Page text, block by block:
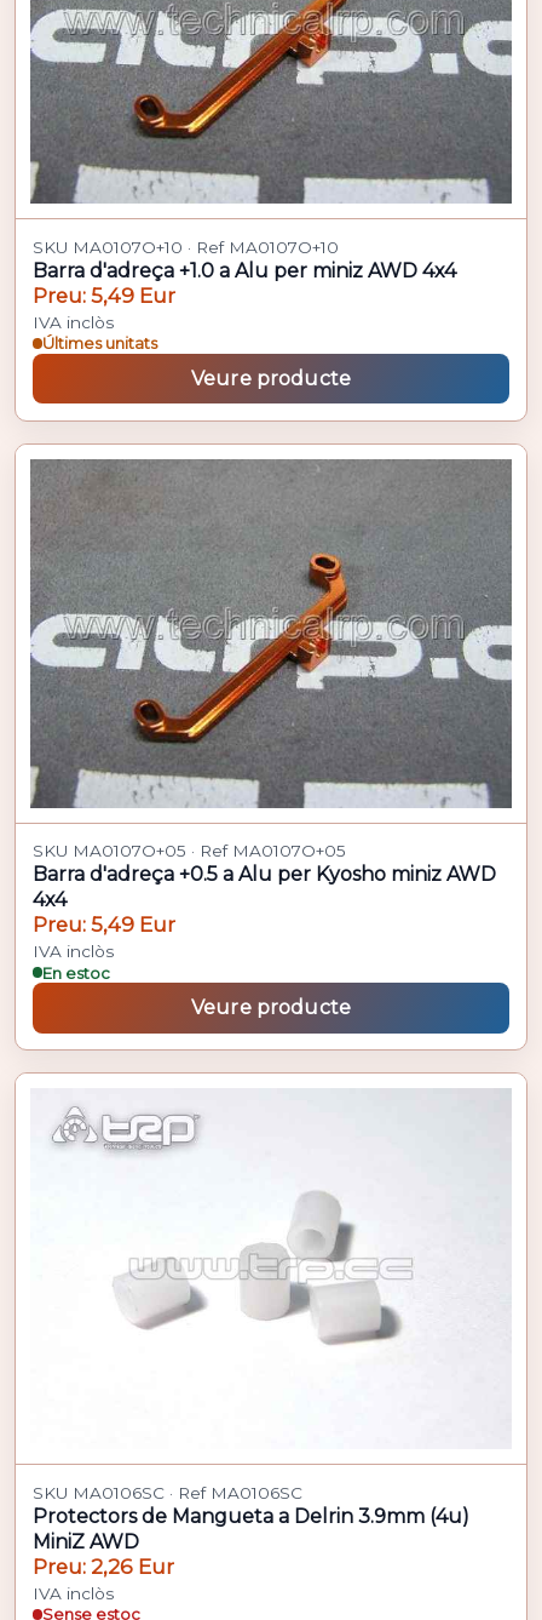
SKU MA0107O+10 · Ref MA0107O+10
Barra d'adreça +1.0 a Alu per miniz AWD 4x4
Preu: 5,49 Eur
IVA inclòs
Últimes unitats
Veure producte
SKU MA0107O+05 · Ref MA0107O+05
Barra d'adreça +0.5 a Alu per Kyosho miniz AWD
4x4
Preu: 5,49 Eur
IVA inclòs
En estoc
Veure producte
SKU MA0106SC · Ref MA0106SC
Protectors de Mangueta a Delrin 3.9mm (4u)
MiniZ AWD
Preu: 2,26 Eur
IVA inclòs
Sense estoc